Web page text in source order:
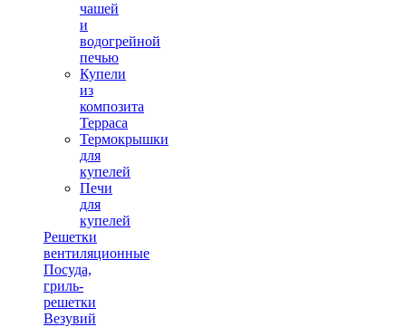
чашей
и
водогрейной
печью
Купели
из
композита
Терраса
Термокрышки
для
купелей
Печи
для
купелей
Решетки
вентиляционные
Посуда,
гриль-
решетки
Везувий